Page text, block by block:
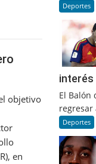
objetivo
en
Deportes
interés
El Balón
regresar
Deportes